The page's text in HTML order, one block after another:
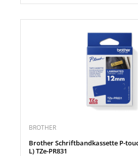
BROTHER
Brother Schriftbandkassette P-
L) TZe-PR831